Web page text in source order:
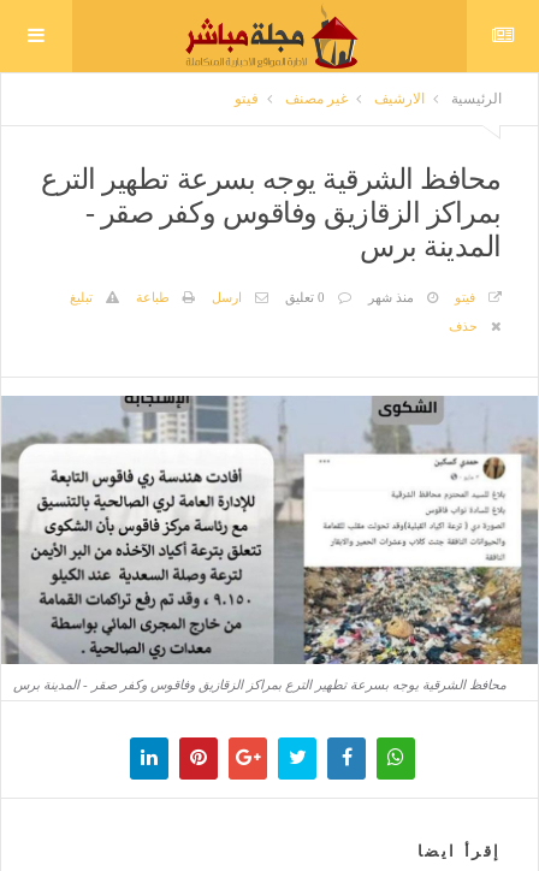
الرئيسية الارشيف غير مصنف فيتو
محافظ الشرقية يوجه بسرعة تطهير الترع
بمراكز الزقازيق وفاقوس وكفر صقر -
المدينة برس
فيتو منذ شهر 0 تعليق ارسل طباعة
تبليغ
حذف
محافظ الشرقية يوجه بسرعة تطهير الترع بمراكز الزقازيق وفاقوس وكفر صقر - المدينة برس
إقرأ ايضا